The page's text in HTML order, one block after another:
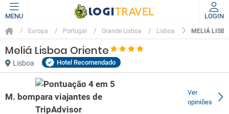
MENU LOGIN
Europa Portugal Grande Lisboa Lisboa MELIÁ
Meliá Lisboa Oriente
Lisboa Hotel Recomendado
M. bom
Ver
opiniões